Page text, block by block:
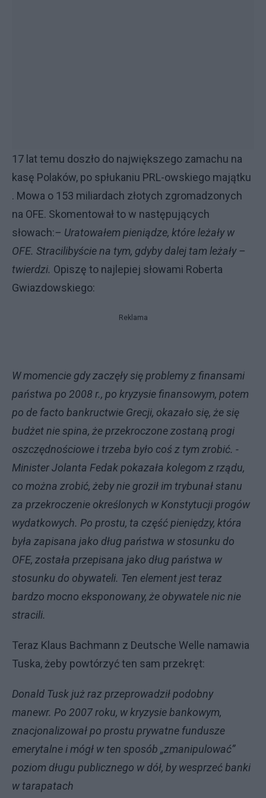
17 lat temu doszło do największego zamachu na
kasę Polaków, po spłukaniu PRL-owskiego majątku
. Mowa o 153 miliardach złotych zgromadzonych
na OFE. Skomentował to w następujących
słowach:– Uratowałem pieniądze, które leżały w
OFE. Stracilibyście na tym, gdyby dalej tam leżały –
twierdzi. Opiszę to najlepiej słowami Roberta
Gwiazdowskiego:
Reklama
W momencie gdy zaczęły się problemy z finansami
państwa po 2008 r., po kryzysie finansowym, potem
po de facto bankructwie Grecji, okazało się, że się
budżet nie spina, że przekroczone zostaną progi
oszczędnościowe i trzeba było coś z tym zrobić. -
Minister Jolanta Fedak pokazała kolegom z rządu,
co można zrobić, żeby nie groził im trybunał stanu
za przekroczenie określonych w Konstytucji progów
wydatkowych. Po prostu, ta część pieniędzy, która
była zapisana jako dług państwa w stosunku do
OFE, została przepisana jako dług państwa w
stosunku do obywateli. Ten element jest teraz
bardzo mocno eksponowany, że obywatele nic nie
stracili.
Teraz Klaus Bachmann z Deutsche Welle namawia
Tuska, żeby powtórzyć ten sam przekręt:
Donald Tusk już raz przeprowadził podobny
manewr. Po 2007 roku, w kryzysie bankowym,
znacjonalizował po prostu prywatne fundusze
emerytalne i mógł w ten sposób „zmanipulować”
poziom długu publicznego w dół, by wesprzeć banki
w tarapatach